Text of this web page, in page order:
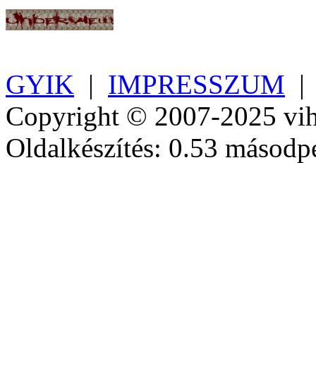
GYIK | IMPRESSZUM
Copyright © 2007-2025
Oldalkészítés: 0.53